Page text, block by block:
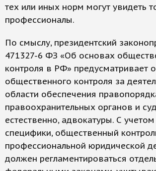
тех или иных норм могут увидеть
профессионалы.
По смыслу, президентский
471327-6 ФЗ «Об основах
контроля в РФ» предусматривает
общественного контроля за
области обеспечения
правоохранительных органов и
естественно, адвокатуры. С
специфики, общественный
профессиональной юридической
должен регламентироваться